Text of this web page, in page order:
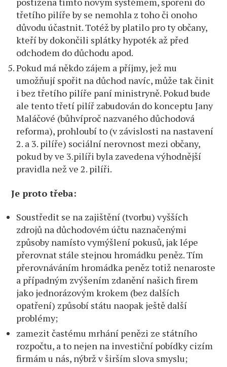
třetího pilíře by se nemohla z toho či onoho
důvodu účastnit. Totéž by platilo pro ty občany,
kteří by dokončili splátky hypoték až před
odchodem do důchodu apod.
Pokud má někdo zájem a příjmy, jež mu
umožňují spořit na důchod navíc, může tak činit
i bez třetího pilíře paní ministryně. Pokud bude
ale tento třetí pilíř zabudován do konceptu Jany
Maláčové (bůhvíproč nazvaného důchodová
reforma), prohloubí to (v závislosti na nastavení
2. a 3. pilíře) sociální nerovnost mezi občany,
pokud by ve 3.pilíři byla zavedena výhodnější
pravidla než ve 2. pilíři.
Je proto třeba:
Soustředit se na zajištění (tvorbu) vyšších
zdrojů na důchodovém účtu naznačenými
způsoby namísto vymýšlení pokusů, jak lépe
přerovnat stále stejnou hromádku peněz. Tím
přerovnáváním hromádka peněz totiž nenaroste
a případným zvýšením zdanění našich firem
jako jednorázovým krokem (bez dalších
opatření) způsobí státu naopak ještě další
problémy;
zamezit častému mrhání penězi ze státního
rozpočtu, a to nejen na investiční pobídky cizím
firmám u nás, nýbrž v širším slova smyslu;